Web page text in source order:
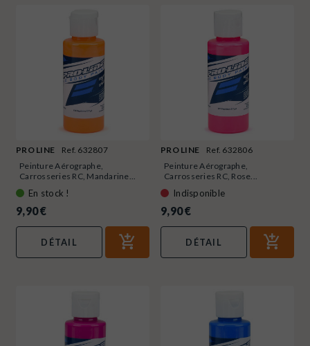
PRO LINE
Ref. 632807
Peinture Aérographe,
Carrosseries RC, Mandarine...
En stock !
9,90 €
DÉTAIL
PRO LINE
Ref. 632806
Peinture Aérographe,
Carrosseries RC, Rose...
Indisponible
9,90 €
DÉTAIL